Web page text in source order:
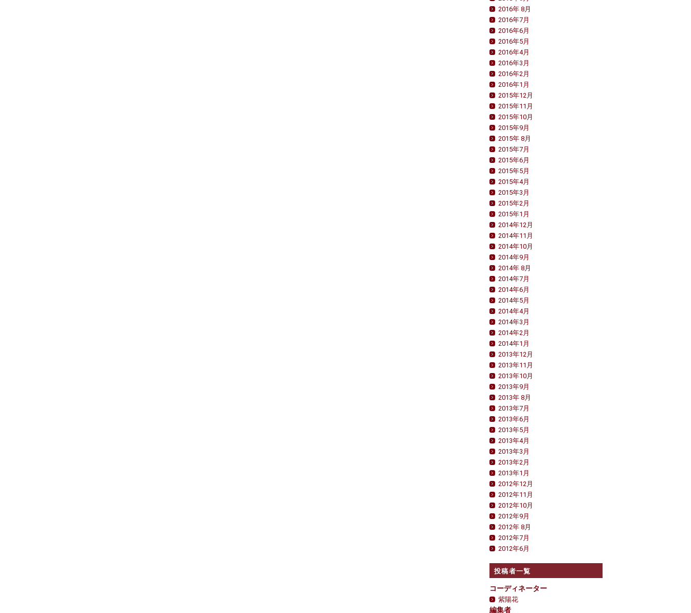
2016年 8月
2016年7月
2016年6月
2016年5月
2016年4月
2016年3月
2016年2月
2016年1月
2015年12月
2015年11月
2015年10月
2015年9月
2015年 8月
2015年7月
2015年6月
2015年5月
2015年4月
2015年3月
2015年2月
2015年1月
2014年12月
2014年11月
2014年10月
2014年9月
2014年 8月
2014年7月
2014年6月
2014年5月
2014年4月
2014年3月
2014年2月
2014年1月
2013年12月
2013年11月
2013年10月
2013年9月
2013年 8月
2013年7月
2013年6月
2013年5月
2013年4月
2013年3月
2013年2月
2013年1月
2012年12月
2012年11月
2012年10月
2012年9月
2012年 8月
2012年7月
2012年6月
投稿者一覧
コーディネーター
紫陽花
編集者